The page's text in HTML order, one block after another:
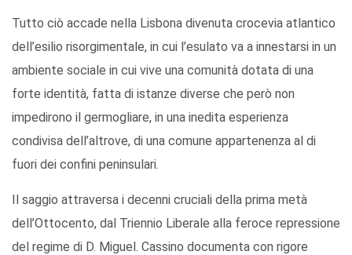
Tutto ciò accade nella Lisbona divenuta crocevia atlantico
dell’esilio risorgimentale, in cui l’esulato va a innestarsi in un
ambiente sociale in cui vive una comunità dotata di una
forte identità, fatta di istanze diverse che però non
impedirono il germogliare, in una inedita esperienza
condivisa dell’altrove, di una comune appartenenza al di
fuori dei confini peninsulari.
Il saggio attraversa i decenni cruciali della prima metà
dell’Ottocento, dal Triennio Liberale alla feroce repressione
del regime di D. Miguel. Cassino documenta con rigore